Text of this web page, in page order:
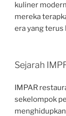
kuliner
mereka
era yang terus
Sejarah
IMPAR
sekelompok